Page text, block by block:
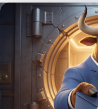
Nejčtenější